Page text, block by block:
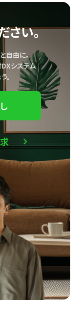
さい。
自由に。
システム
。